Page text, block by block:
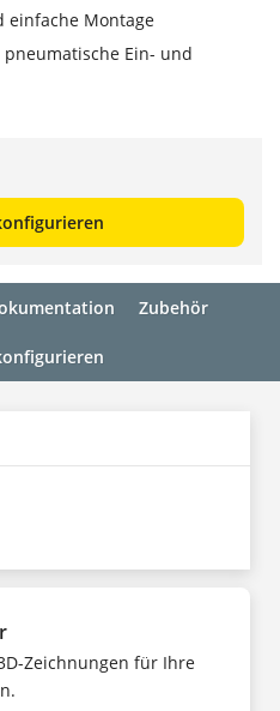
einfache Montage
Ein- und
Zubehör
Zeichnungen für Ihre